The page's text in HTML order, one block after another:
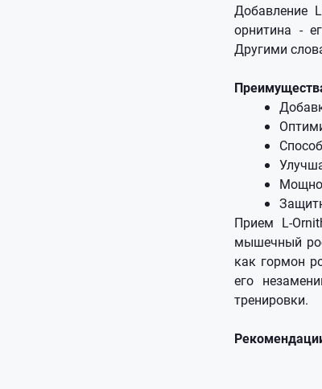
Добавление
орнитина -
Другими
Прием L-
мышечный
как гормон
его
тренировки.